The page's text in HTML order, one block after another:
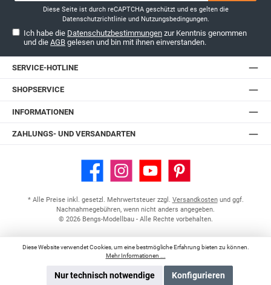
Diese Seite ist durch reCAPTCHA geschützt und es gelten die
Datenschutzrichtlinieund Nutzungsbedingungen.
Ich habe die Datenschutzbestimmungen zur Kenntnis genommen
und dieAGB gelesen und bin mit ihnen einverstanden.
SERVICE-HOTLINE
SHOPSERVICE
INFORMATIONEN
ZAHLUNGS- UND VERSANDARTEN
Facebook Instagram YouTube Pinterest
* Alle Preise inkl. gesetzl. Mehrwertsteuer zzgl. Versandkostenund ggf.
Nachnahmegebühren, wenn nicht anders angegeben.
© 2026 Bengs-Modellbau - Alle Rechte vorbehalten.
Diese Website verwendet Cookies, um eine bestmögliche Erfahrung bieten zu können.
Mehr Informationen ...
Nur technisch notwendige Konfigurieren